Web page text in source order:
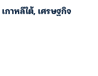
เกาหลีใต้, เศรษฐกิจ